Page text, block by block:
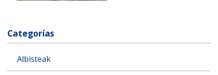
Categorías
Albisteak